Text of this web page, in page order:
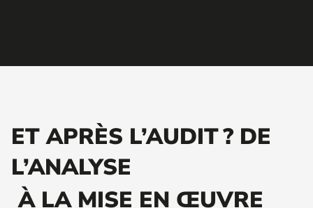
ET APRÈS L’AUDIT ? DE
L’ANALYSE
À LA MISE EN ŒUVRE